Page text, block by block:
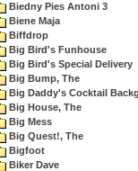
Biedny Pies Antoni 3
Biene Maja
Biffdrop
Big Bird's Funhouse
Big Bird's Special Delivery
Big Bump, The
Big Daddy's Cocktail
Big House, The
Big Mess
Big Quest!, The
Bigfoot
Biker Dave